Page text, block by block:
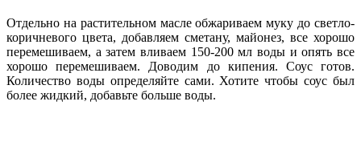
Отдельно на растительном масле обжариваем муку до светло-
коричневого цвета, добавляем сметану, майонез, все хорошо
перемешиваем, а затем вливаем 150-200 мл воды и опять все
хорошо перемешиваем. Доводим до кипения. Соус готов.
Количество воды определяйте сами. Хотите чтобы соус был
более жидкий, добавьте больше воды.